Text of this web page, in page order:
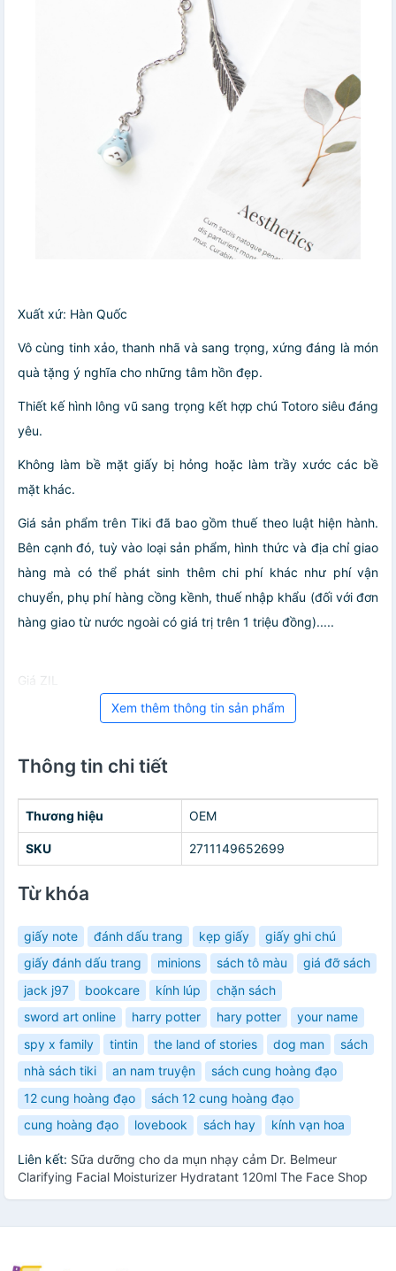
Xuất xứ: Hàn Quốc
Vô cùng tinh xảo, thanh nhã và sang trọng, xứng đáng là món
quà tặng ý nghĩa cho những tâm hồn đẹp.
Thiết kế hình lông vũ sang trọng kết hợp chú Totoro siêu đáng
yêu.
Không làm bề mặt giấy bị hỏng hoặc làm trầy xước các bề
mặt khác.
Giá sản phẩm trên Tiki đã bao gồm thuế theo luật hiện hành.
Bên cạnh đó, tuỳ vào loại sản phẩm, hình thức và địa chỉ giao
hàng mà có thể phát sinh thêm chi phí khác như phí vận
chuyển, phụ phí hàng cồng kềnh, thuế nhập khẩu (đối với đơn
hàng giao từ nước ngoài có giá trị trên 1 triệu đồng).....
Giá ZIL
Xem thêm thông tin sản phẩm
Thông tin chi tiết
Thương hiệu OEM
SKU 2711149652699
Từ khóa
giấy note đánh dấu trang kẹp giấy
giấy ghi chú
giấy đánh dấu trang
minions sách tô màu
giá đỡ sách
jack j97
bookcare kính lúp
chặn sách
sword art online
harry potter hary potter
your name
spy x family
tintin the land of stories dog man
sách
nhà sách tiki
an nam truyện
sách cung hoàng đạo
12 cung hoàng đạo
sách 12 cung hoàng đạo
cung hoàng đạo
lovebook sách hay kính vạn hoa
Liên kết: Sữa dưỡng cho da mụn nhạy cảm Dr. Belmeur
Clarifying Facial Moisturizer Hydratant 120ml The Face Shop